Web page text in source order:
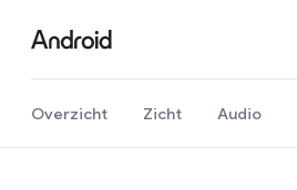
Overzicht Zicht Audio